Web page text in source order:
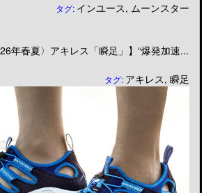
タグ: インユース, ムーンスター
年春夏〉アキレス「瞬足」】“爆発加速...
タグ: アキレス,瞬足